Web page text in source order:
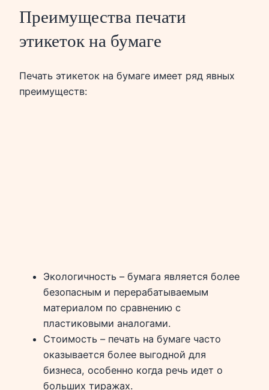
Преимущества печати
этикеток на бумаге
Печать этикеток на бумаге имеет ряд явных
преимуществ:
Экологичность – бумага является более
безопасным и перерабатываемым
материалом по сравнению с
пластиковыми аналогами.
Стоимость – печать на бумаге часто
оказывается более выгодной для
бизнеса, особенно когда речь идет о
больших тиражах.